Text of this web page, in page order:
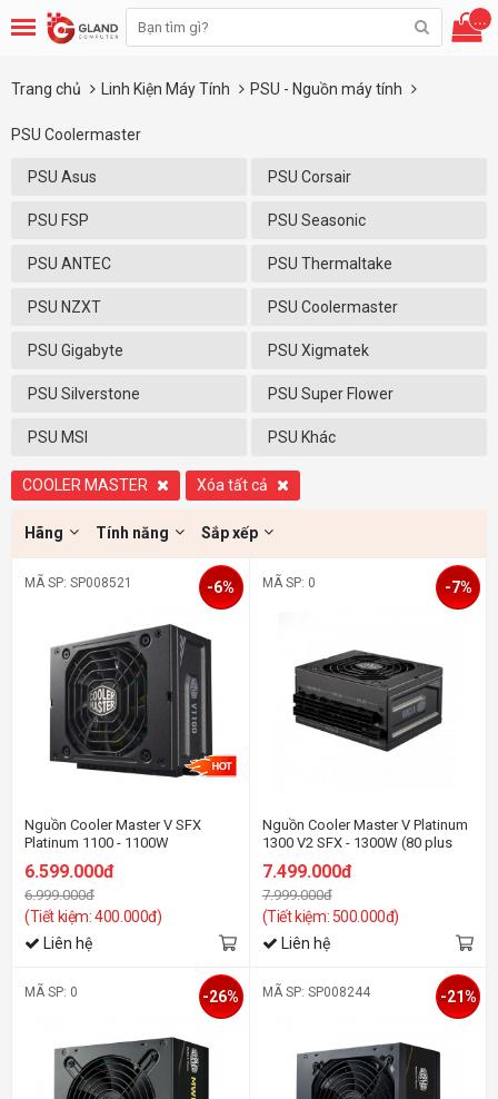
...
Trang chủ Linh Kiện Máy Tính PSU - Nguồn máy tính
PSU Coolermaster
PSU Asus PSU Corsair
PSU FSP PSU Seasonic
PSU ANTEC PSU Thermaltake
PSU NZXT PSU Coolermaster
PSU Gigabyte PSU Xigmatek
PSU Silverstone PSU Super Flower
PSU MSI PSU Khác
COOLER MASTER Xóa tất cả
Hãng Tính năng Sắp xếp
MÃ SP: SP008521
Nguồn Cooler Master V SFX
Platinum 1100 - 1100W
6.599.000đ
6.999.000đ
(Tiết kiệm: 400.000đ)
-6%
Liên hệ
MÃ SP: 0
Nguồn Cooler Master V Platinum
1300 V2 SFX - 1300W (80 plus
7.499.000đ
7.999.000đ
(Tiết kiệm: 500.000đ)
-7%
Liên hệ
MÃ SP: 0 -26% MÃ SP: SP008244 -21%